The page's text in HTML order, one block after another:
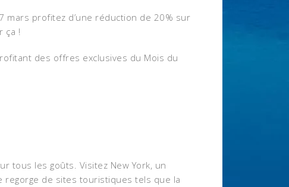
mars profitez d’une réduction de 20% sur
ça !
des offres exclusives du Mois du
tous les goûts. Visitez New York, un
regorge de sites touristiques tels que la